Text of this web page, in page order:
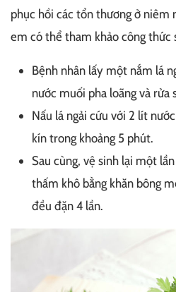
phục hồi các tổn thương ở niêm
em có thể tham khảo công thức
Bệnh nhân lấy một nắm lá
nước muối pha loãng và rửa
Nấu lá ngải cứu với 2 lít
kín trong khoảng 5 phút.
Sau cùng, vệ sinh lại một
thấm khô bằng khăn bông
đều đặn 4 lần.